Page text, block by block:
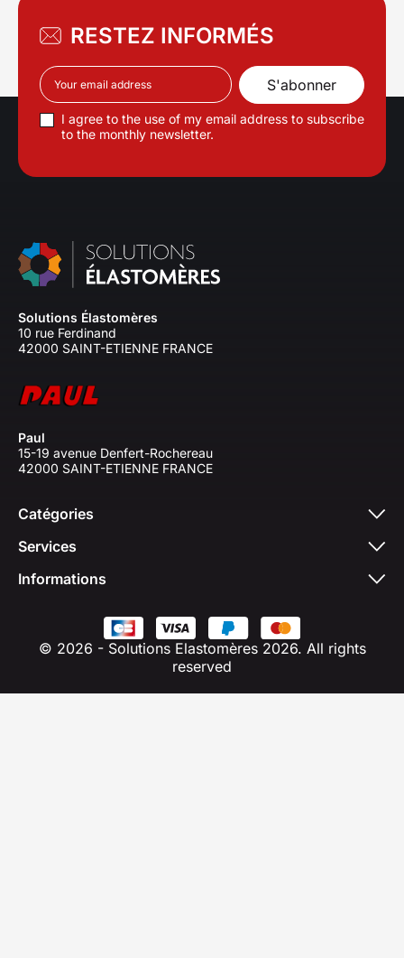
RESTEZ INFORMÉS
I agree to the use of my email address to subscribe
to the monthly newsletter.
Solutions Élastomères
10 rue Ferdinand
42000 SAINT-ETIENNE FRANCE
Paul
15-19 avenue Denfert-Rochereau
42000 SAINT-ETIENNE FRANCE
Catégories
Services
Informations
© 2026 - Solutions Elastomères 2026. All rights
reserved